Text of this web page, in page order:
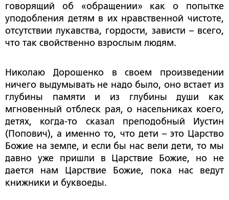
говорящий об «обращении» как о попытке
уподобления детям в их нравственной чистоте,
отсутствии лукавства, гордости, зависти – всего,
что так свойственно взрослым людям.
Николаю Дорошенко в своем произведении
ничего выдумывать не надо было, оно встает из
глубины памяти и из глубины души как
мгновенный отблеск рая, о насельниках коего,
детях, когда-то сказал преподобный Иустин
(Попович), а именно то, что дети – это Царство
Божие на земле, и если бы нас вели дети, то мы
давно уже пришли в Царствие Божие, но не
дается нам Царствие Божие, пока нас ведут
книжники и буквоеды.